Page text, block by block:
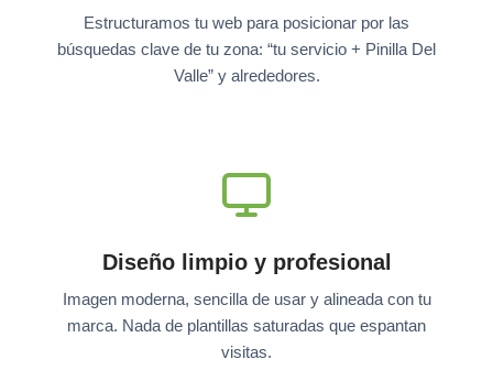
Estructuramos tu web para posicionar por las
búsquedas clave de tu zona: “tu servicio + Pinilla Del
Valle” y alrededores.
Diseño limpio y profesional
Imagen moderna, sencilla de usar y alineada con tu
marca. Nada de plantillas saturadas que espantan
visitas.